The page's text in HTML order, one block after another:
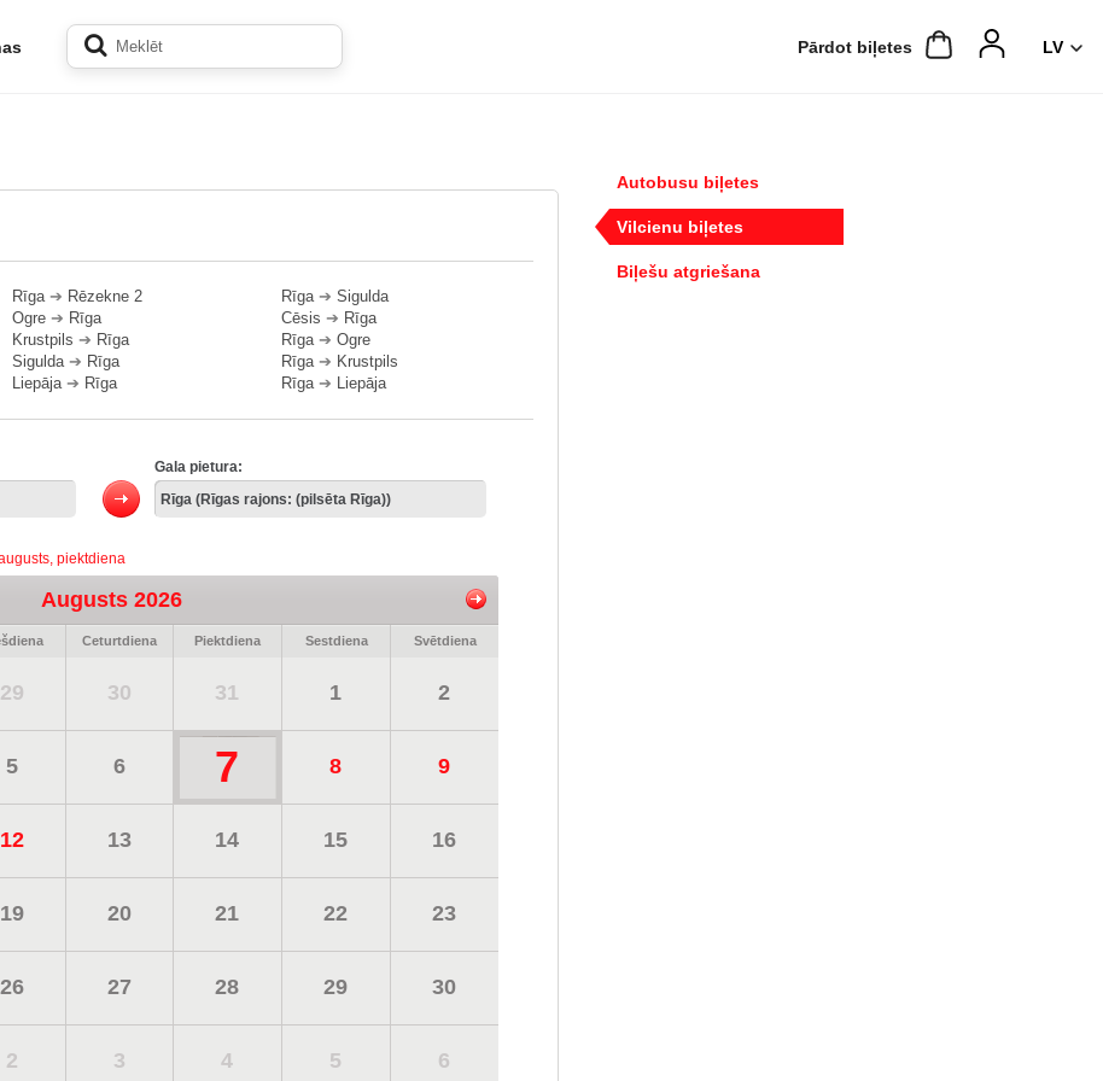
Pārdot biļetes
Rīga➔ Rēzekne 2
Ogre ➔ Rīga
Krustpils ➔ Rīga
Sigulda➔ Rīga
Liepāja➔ Rīga
Rīga➔ Sigulda
Cēsis ➔ Rīga
Rīga➔ Ogre
Rīga➔ Krustpils
Rīga➔ Liepāja
Gala pietura:
piektdiena
Augusts 2026
Ceturtdiena Piektdiena Sestdiena Svētdiena
29 30 31 1 2
5 6 7 8 9
12 13 14 15 16
19 20 21 22 23
26 27 28 29 30
2 3 4 5 6
Autobusu biļetes
Vilcienu biļetes
Biļešu atgriešana